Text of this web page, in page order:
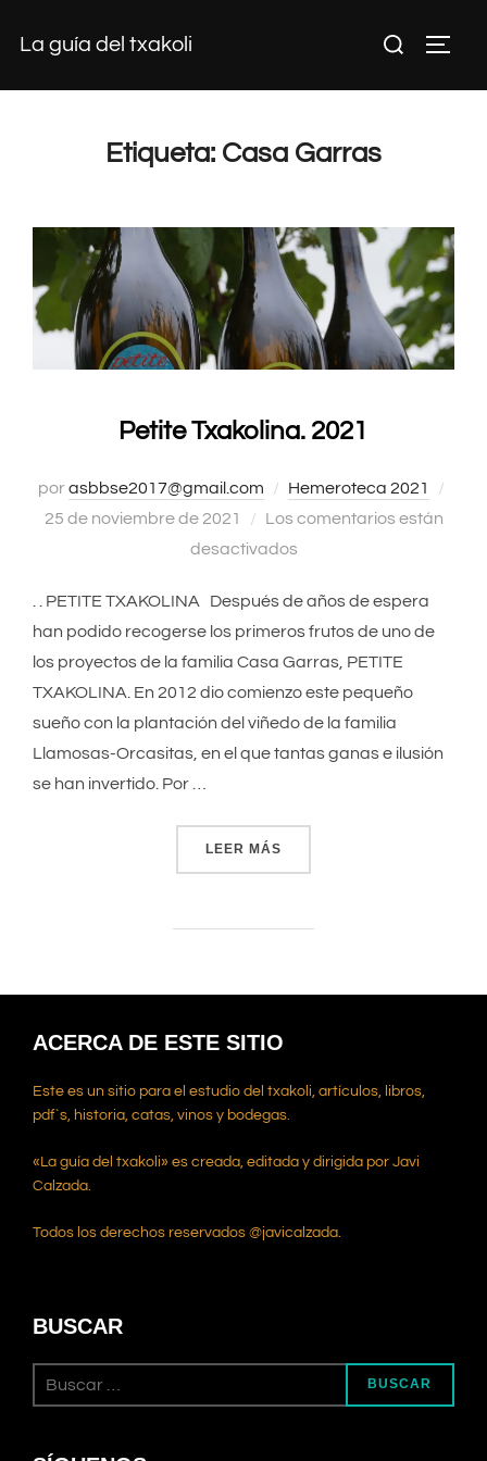
La guía del txakoli Buscar:
Etiqueta: Casa Garras
Petite Txakolina. 2021
porasbbse2017@gmail.com Hemeroteca 2021
25 de noviembre de 2021
Los comentarios están
desactivados
. . PETITE TXAKOLINA Después de años de espera
han podido recogerse los primeros frutos de uno de
los proyectos de la familia Casa Garras, PETITE
TXAKOLINA. En 2012 dio comienzo este pequeño
sueño con la plantación del viñedo de la familia
Llamosas-Orcasitas, en el que tantas ganas e ilusión
se han invertido. Por …
LEER MÁS
ACERCA DE ESTE SITIO
Este es un sitio para el estudio del txakoli, artículos, libros,
pdf`s, historia, catas, vinos y bodegas.
«La guía del txakoli» es creada, editada y dirigida por Javi
Calzada.
Todos los derechos reservados @javicalzada.
BUSCAR
BUSCAR